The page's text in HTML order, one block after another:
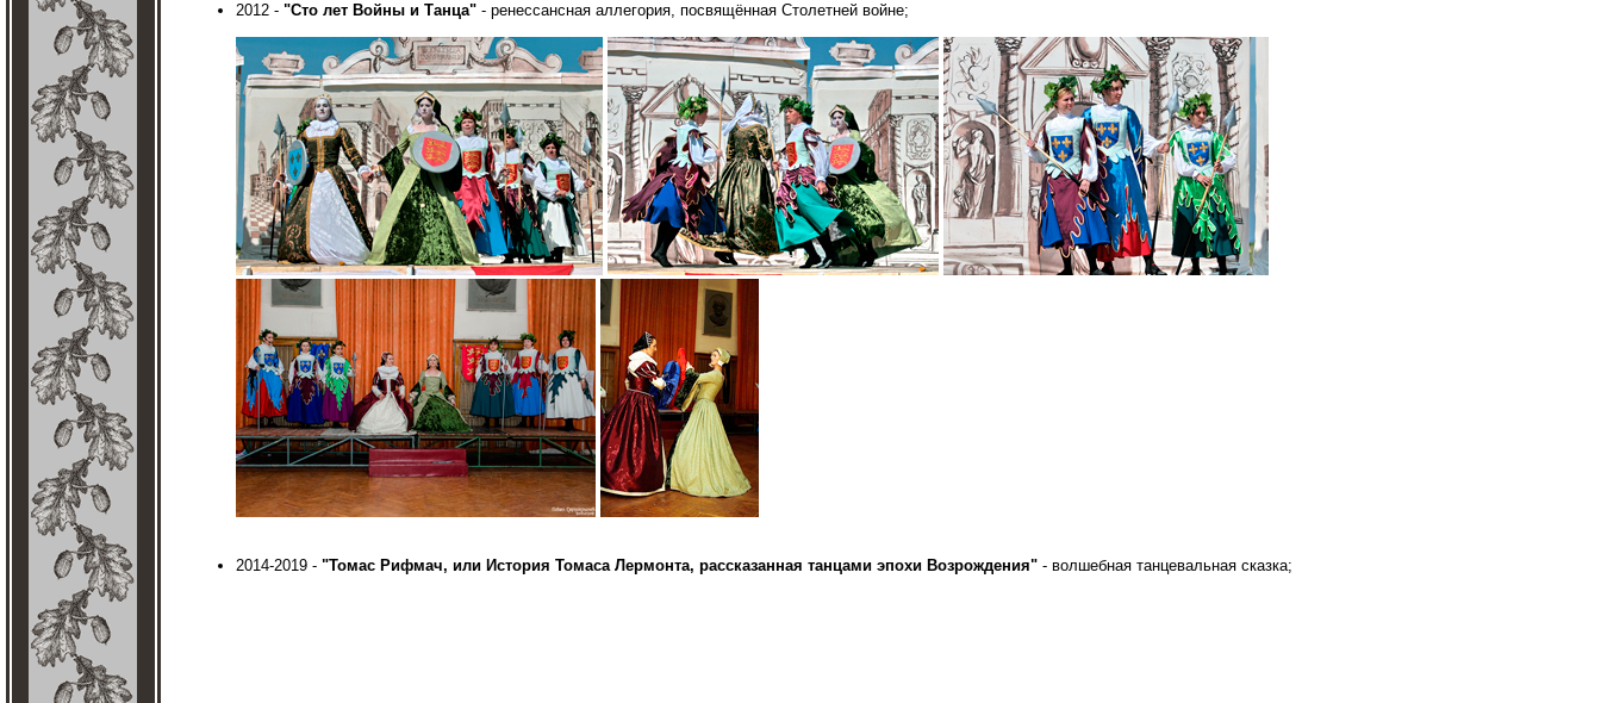
2012 - "Сто лет Войны и Танца" - ренессансная аллегория, посвящённая Столетней войне;
2014-2019 - "Томас Рифмач, или История Томаса Лермонта, рассказанная танцами эпохи Возрождения" - волшебная танцевальная сказка;